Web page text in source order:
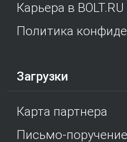
Карьера в BOLT.RU
Политика
Загрузки
Карта партнера
Письмо-поручение